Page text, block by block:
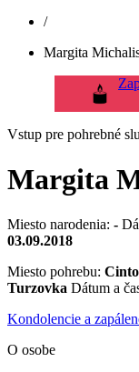
/
Margita
Vstup pre pohrebné
Margita
Miesto narodenia: -
03.09.2018
Miesto pohrebu:
Turzovka Dátum a
Kondolencie a
O osobe